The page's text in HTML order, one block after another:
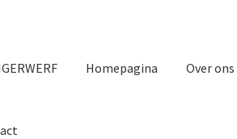
Homepagina Over ons